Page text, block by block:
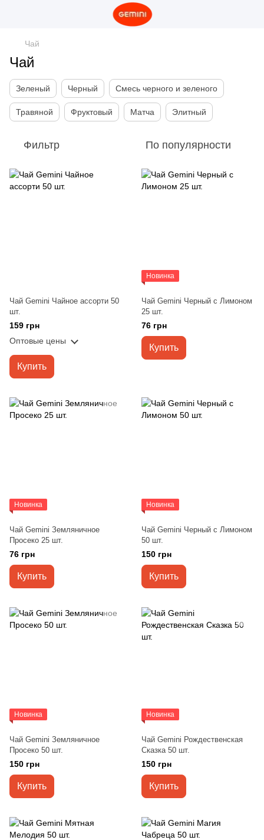
Чай
Чай
Зеленый Черный Смесь черного и зеленого
Травяной Фруктовый Матча Элитный
Фильтр По популярности
Чай Gemini Чайное ассорти 50
шт.
159 грн
Оптовые цены
Купить
Новинка
Чай Gemini Черный с Лимоном
25 шт.
76 грн
Купить
Новинка
Чай Gemini Земляничное
Просеко 25 шт.
76 грн
Купить
Новинка
Чай Gemini Черный с Лимоном
50 шт.
150 грн
Купить
Новинка
Чай Gemini Земляничное
Просеко 50 шт.
150 грн
Купить
Новинка
Чай Gemini Рождественская
Сказка 50 шт.
150 грн
Купить